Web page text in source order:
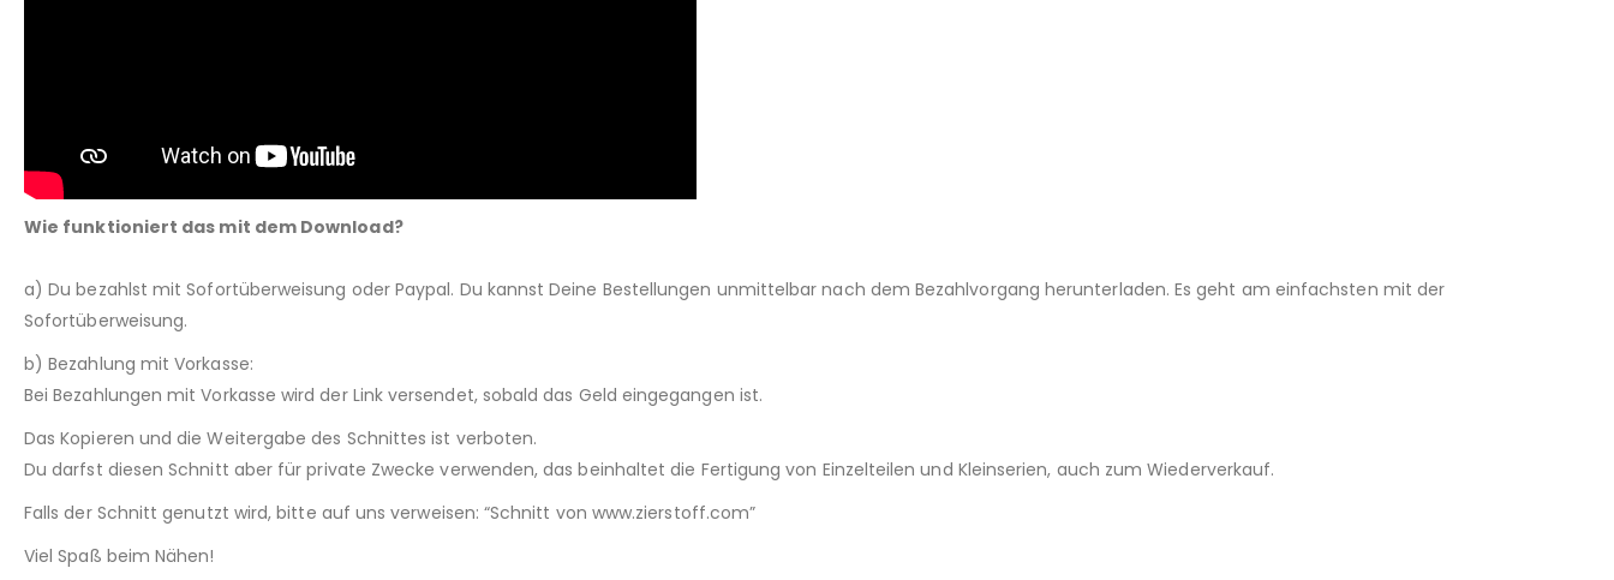
Wie funktioniert das mit dem Download?
a) Du bezahlst mit Sofortüberweisung oder Paypal. Du kannst Deine Bestellungen unmittelbar nach dem Bezahlvorgang herunterladen. Es geht am einfachsten mit der
Sofortüberweisung.
b) Bezahlung mit Vorkasse:
Bei Bezahlungen mit Vorkasse wird der Link versendet, sobald das Geld eingegangen ist.
Das Kopieren und die Weitergabe des Schnittes ist verboten.
Du darfst diesen Schnitt aber für private Zwecke verwenden, das beinhaltet die Fertigung von Einzelteilen und Kleinserien, auch zum Wiederverkauf.
Falls der Schnitt genutzt wird, bitte auf uns verweisen: “Schnitt von www.zierstoff.com”
Viel Spaß beim Nähen!